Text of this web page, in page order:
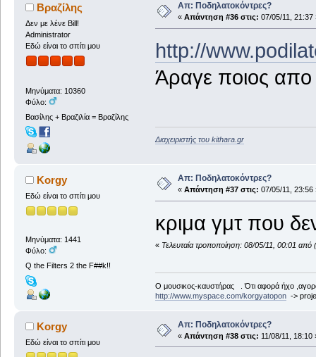
Βραζίλης
Δεν με λένε Bill!
Administrator
Εδώ είναι το σπίτι μου
Μηνύματα: 10360
Φύλο:
Βασίλης + Βραζιλία = Βραζίλης
Απ: Ποδηλατοκόντρες?
« Απάντηση #36 στις: 07/05/11, 21:37
http://
Άραγε ποιος απο
Διαχειριστής του kithara.gr
Korgy
Εδώ είναι το σπίτι μου
Μηνύματα: 1441
Φύλο:
Q the Filters 2 the F##k!!
Απ: Ποδηλατοκόντρες?
« Απάντηση #37 στις: 07/05/11, 23:56
κριμα γμτ που
« Τελευταία τροποποίηση: 08/05/11, 00:01
Ο μουσικος-καυστήρας . Ότι αφορά ήχο
http://www.myspace.com/korgyatopon->
Korgy
Εδώ είναι το σπίτι μου
Απ: Ποδηλατοκόντρες?
« Απάντηση #38 στις: 11/08/11, 18:10